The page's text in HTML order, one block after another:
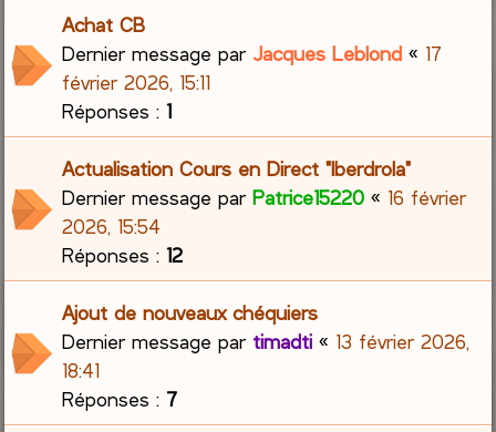
Achat CB
Dernier message parJacques Leblond « 17
février 2026, 15:11
Réponses :1
Actualisation Cours en Direct "Iberdrola"
Dernier message parPatrice15220 « 16 février
2026, 15:54
Réponses :12
Ajout de nouveaux chéquiers
Dernier message par timadti « 13 février 2026,
18:41
Réponses : 7